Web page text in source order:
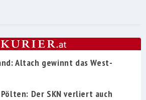
Altach gewinnt das West-
Der SKN verliert auch